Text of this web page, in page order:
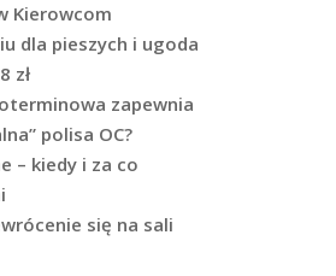
Kierowcom
dla pieszych i ugoda
zł
zapewnia
polisa OC?
– kiedy i za co
się na sali